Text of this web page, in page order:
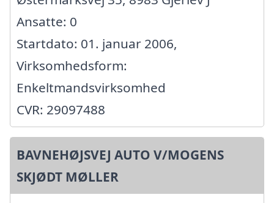
Ansatte: 0
Startdato: 01. januar 2006,
Virksomhedsform:
Enkeltmandsvirksomhed
CVR: 29097488
BAVNEHØJSVEJ AUTO V/MOGENS
SKJØDT MØLLER